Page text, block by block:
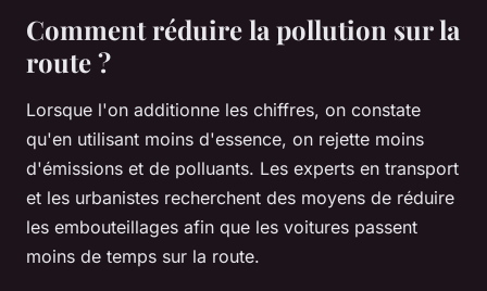
Comment réduire la pollution sur la
route ?
Lorsque l'on additionne les chiffres, on constate
qu'en utilisant moins d'essence, on rejette moins
d'émissions et de polluants. Les experts en transport
et les urbanistes recherchent des moyens de réduire
les embouteillages afin que les voitures passent
moins de temps sur la route.